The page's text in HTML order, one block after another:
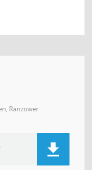
Ranzower